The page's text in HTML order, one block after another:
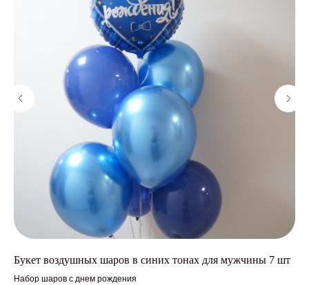
Букет воздушных шаров в синих тонах для мужчины 7 шт
Набор шаров с днем рождения